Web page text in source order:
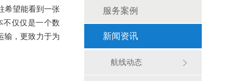
希望能看到一张
仅仅是一个数
输，更致力于为
服务案例
新闻资讯
航线动态